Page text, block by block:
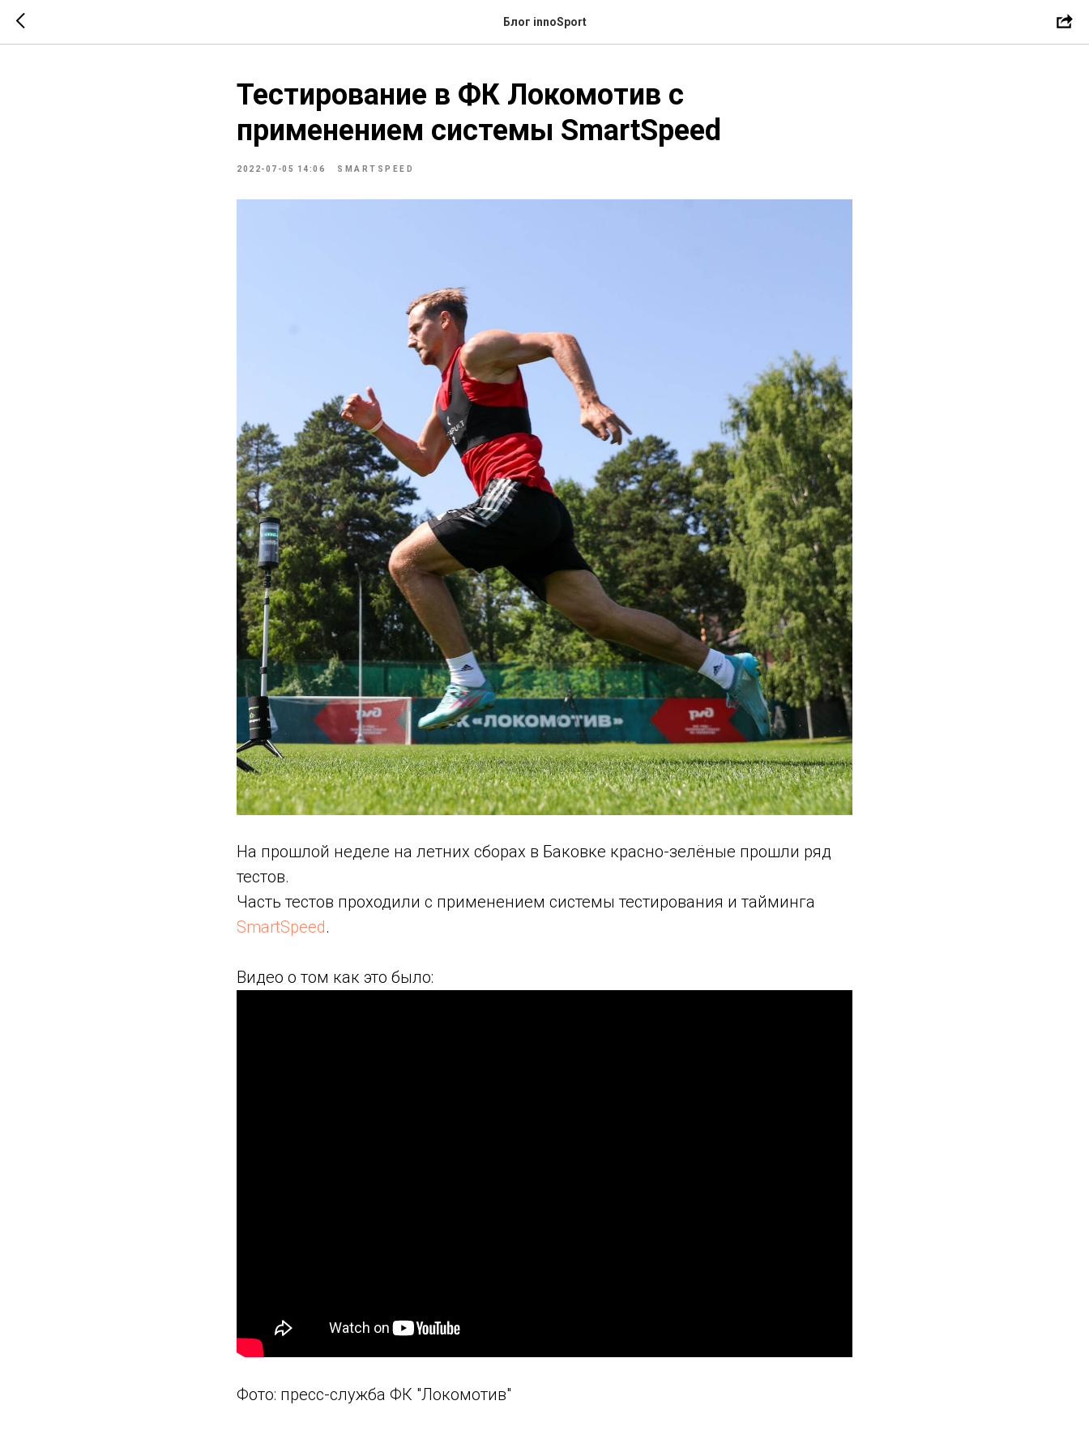
Блог innoSport
Тестирование в ФК Локомотив с
применением системы SmartSpeed
2022-07-05 14:06 SMARTSPEED
На прошлой неделе на летних сборах в Баковке красно-зелёные прошли ряд
тестов.
Часть тестов проходили с применением системы тестирования и тайминга
SmartSpeed.
Видео о том как это было:
Фото: пресс-служба ФК "Локомотив"